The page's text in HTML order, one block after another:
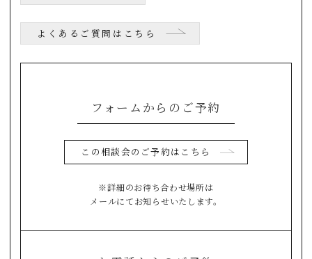
よくあるご質問はこちら
フォームからのご予約
この相談会のご予約はこちら
※詳細のお待ち合わせ場所は
メールにてお知らせいたします。